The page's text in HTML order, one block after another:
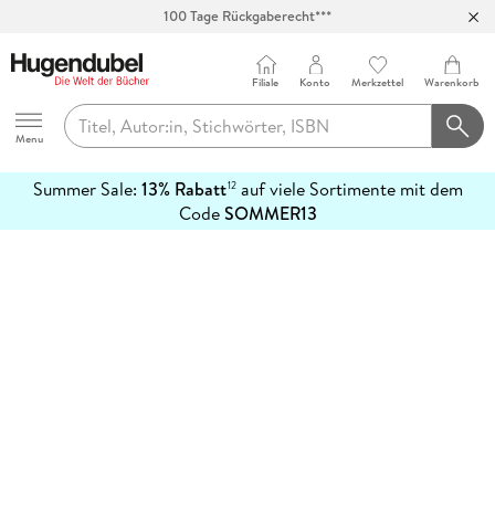
100 Tage Rückgaberecht***
Hugendubel
Menu
Filiale Konto Merkzettel Warenkorb
Summer Sale: 13% Rabatt12auf viele Sortimente mit dem
CodeSOMMER13
erfahren